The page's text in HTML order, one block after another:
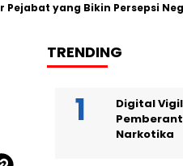
yang Bikin Persepsi Negatif
TRENDING
Digital
Narkotika